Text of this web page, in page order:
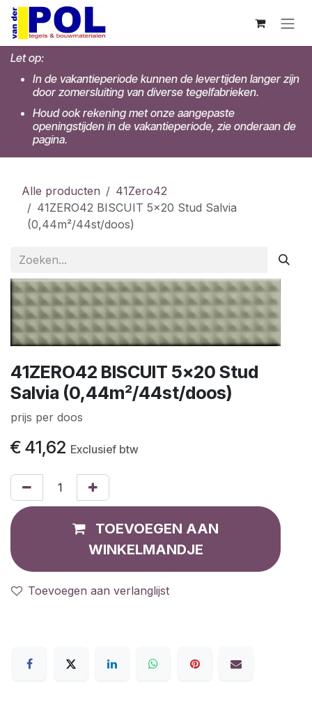
Overslaan naar inhoud
Let op:
In de vakantieperiode kunnen de levertijden langer zijn
door zomersluiting van diverse tegelfabrieken.
Houd ook rekening met onze aangepaste
openingstijden in de vakantieperiode, zie onderaan de
pagina.
Alle producten
41Zero42
41ZERO42 BISCUIT 5x20 Stud Salvia
(0,44m²/44st/doos)
41ZERO42 BISCUIT 5x20 Stud
Salvia (0,44m²/44st/doos)
prijs per doos
€ 41,62 Exclusief btw
TOEVOEGEN AAN
WINKELMANDJE
Toevoegen aan verlanglijst